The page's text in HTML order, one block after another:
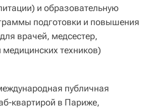
и образовательную
подготовки и повышения
врачей, медсестер,
техников)
публичная
квартирой в Париже,